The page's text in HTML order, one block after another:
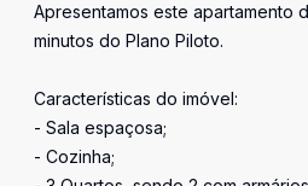
Apresentamos este apartamento
minutos do Plano Piloto.
Características do imóvel:
- Sala espaçosa;
- Cozinha;